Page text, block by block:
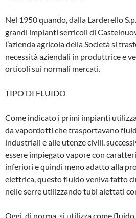
Nel 1950 quando, dalla Larderello
grandi impianti serricoli di
l’azien­da agricola della Società si
necessità aziendali in pro­duttrice e
orticoli sui normali mercati.
TIPO DI FLUIDO
Come indicato i primi impianti
da vapordotti che traspor­tavano
indu­striali e alle utenze civili,
essere impiegato vapore con
inferiori e quindi meno adatto alla
elettrica, questo fluido veniva fatto
nelle serre utilizzando tubi alettati
Oggi, di norma, si utilizza come